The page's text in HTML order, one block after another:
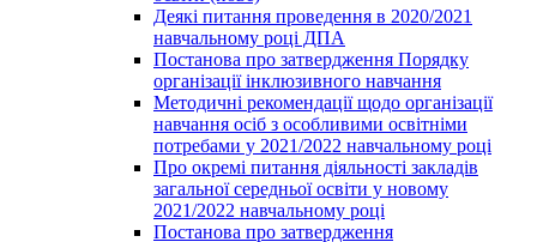
Деякі питання проведення в 2020/2021
навчальному році ДПА
Постанова про затвердження Порядку
організації інклюзивного навчання
Методичні рекомендації щодо організації
навчання осіб з особливими освітніми
потребами у 2021/2022 навчальному році
Про окремі питання діяльності закладів
загальної середньої освіти у новому
2021/2022 навчальному році
Постанова про затвердження